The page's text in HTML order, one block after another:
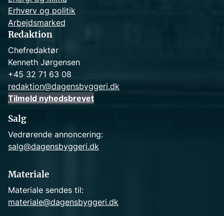
Erhverv og politik
Arbejdsmarked
Redaktion
Chefredaktør
Kenneth Jørgensen
+45 32 71 63 08
redaktion@dagensbyggeri.dk
Tilmeld nyhedsbrevet
Salg
Vedrørende annoncering:
salg@dagensbyggeri.dk
Materiale
Materiale sendes til:
materiale@dagensbyggeri.dk